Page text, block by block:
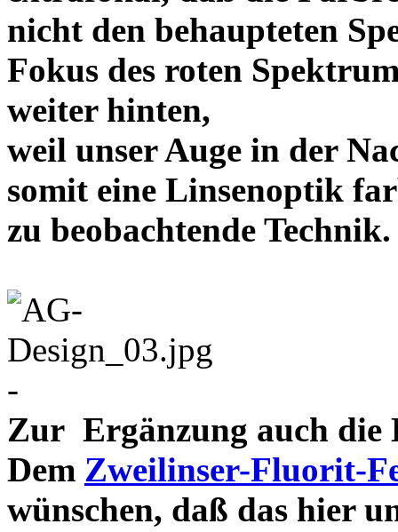
nicht den behaupteten
Fokus des roten
weiter hinten,
weil unser Auge in der
somit eine Linsenoptik
zu beobachtende
-
Zur Ergänzung auch die
Dem Zweilinser-Fluorit-
wünschen, daß das hier